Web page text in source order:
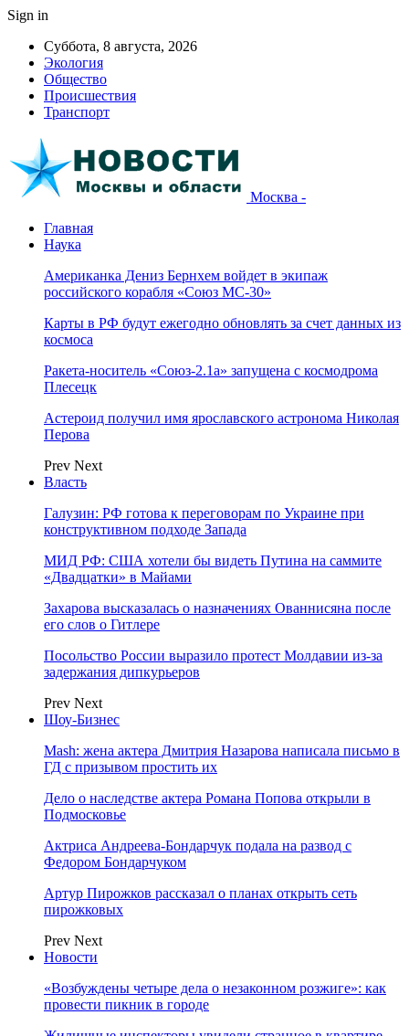
Sign in
Суббота, 8 августа, 2026
Экология
Общество
Происшествия
Транспорт
Москва -
Главная
Наука
Американка Дениз Бернхем войдет в экипаж
российского корабля «Союз МС-30»
Карты в РФ будут ежегодно обновлять за счет данных из
космоса
Ракета-носитель «Союз-2.1а» запущена с космодрома
Плесецк
Астероид получил имя ярославского астронома Николая
Перова
Prev Next
Власть
Галузин: РФ готова к переговорам по Украине при
конструктивном подходе Запада
МИД РФ: США хотели бы видеть Путина на саммите
«Двадцатки» в Майами
Захарова высказалась о назначениях Ованнисяна после
его слов о Гитлере
Посольство России выразило протест Молдавии из-за
задержания дипкурьеров
Prev Next
Шоу-Бизнес
Mash: жена актера Дмитрия Назарова написала письмо в
ГД с призывом простить их
Дело о наследстве актера Романа Попова открыли в
Подмосковье
Актриса Андреева-Бондарчук подала на развод с
Федором Бондарчуком
Артур Пирожков рассказал о планах открыть сеть
пирожковых
Prev Next
Новости
«Возбуждены четыре дела о незаконном розжиге»: как
провести пикник в городе